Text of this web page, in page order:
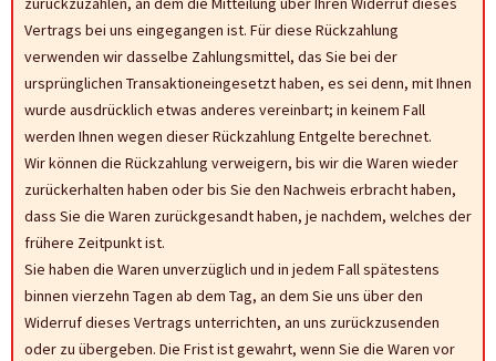
Vertrags bei uns eingegangen ist. Für diese Rückzahlung
verwenden wir dasselbe Zahlungsmittel, das Sie bei der
ursprünglichen Transaktioneingesetzt haben, es sei denn, mit Ihnen
wurde ausdrücklich etwas anderes vereinbart; in keinem Fall
werden Ihnen wegen dieser Rückzahlung Entgelte berechnet.
Wir können die Rückzahlung verweigern, bis wir die Waren wieder
zurückerhalten haben oder bis Sie den Nachweis erbracht haben,
dass Sie die Waren zurückgesandt haben, je nachdem, welches der
frühere Zeitpunkt ist.
Sie haben die Waren unverzüglich und in jedem Fall spätestens
binnen vierzehn Tagen ab dem Tag, an dem Sie uns über den
Widerruf dieses Vertrags unterrichten, an uns zurückzusenden
oder zu übergeben. Die Frist ist gewahrt, wenn Sie die Waren vor